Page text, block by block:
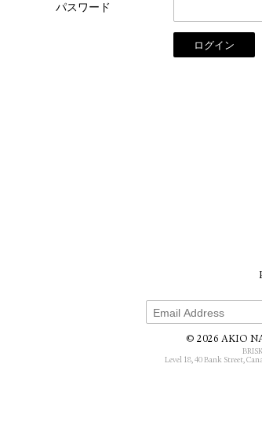
パスワード
© 2026 AKIO
Level 18, 40 Bank Street,